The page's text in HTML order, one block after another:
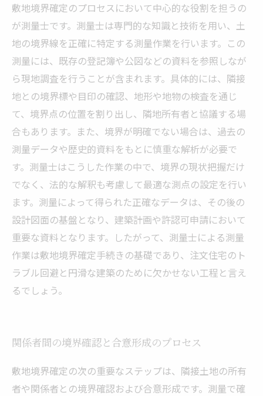
敷地境界確定のプロセスにおいて中心的な役割を担うの
が測量士です。測量士は専門的な知識と技術を用い、土
地の境界線を正確に特定する測量作業を行います。この
測量には、既存の登記簿や公図などの資料を参照しなが
ら現地調査を行うことが含まれます。具体的には、隣接
地との境界標や目印の確認、地形や地物の検査を通じ
て、境界点の位置を割り出し、隣地所有者と協議する場
合もあります。また、境界が明確でない場合は、過去の
測量データや歴史的資料をもとに慎重な解析が必要で
す。測量士はこうした作業の中で、境界の現状把握だけ
でなく、法的な解釈も考慮して最適な測点の設定を行い
ます。測量によって得られた正確なデータは、その後の
設計図面の基盤となり、建築計画や許認可申請において
重要な資料となります。したがって、測量士による測量
作業は敷地境界確定手続きの基礎であり、注文住宅のト
ラブル回避と円滑な建築のために欠かせない工程と言え
るでしょう。
関係者間の境界確認と合意形成のプロセス
敷地境界確定の次の重要なステップは、隣接土地の所有
者や関係者との境界確認および合意形成です。測量で確